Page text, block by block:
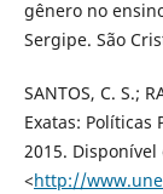
gênero no
Sergipe. São
SANTOS, C. S.;
Exatas: Políticas
2015. Disponível
<http://